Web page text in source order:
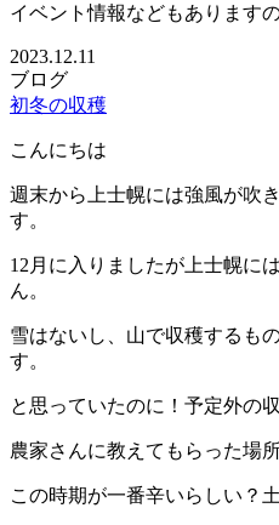
イベント情報などもあります
2023.12.11
ブログ
初冬の収穫
こんにちは
週末から上士幌には強風が吹
す。
12月に入りましたが上士幌に
ん。
雪はないし、山で収穫するも
す。
と思っていたのに！予定外の
農家さんに教えてもらっ
この時期が一番辛いらしい？